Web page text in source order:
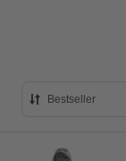
Bestseller